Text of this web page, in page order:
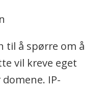
til å spørre om å
vil kreve eget
IP-